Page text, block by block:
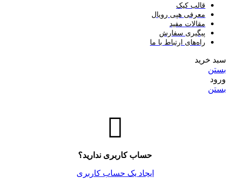
قالب کیک
معرفی هپی رویال
مقالات مفید
پیگیری سفارش
راه‌های ارتباط با ما
سبد خرید
بستن
ورود
بستن
حساب کاربری ندارید؟
ایجاد یک حساب کاربری